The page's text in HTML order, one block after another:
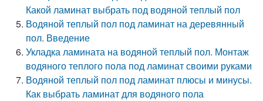
Какой ламинат выбрать под водяной теплый пол
Водяной теплый пол под ламинат на деревянный
пол. Введение
Укладка ламината на водяной теплый пол. Монтаж
водяного теплого пола под ламинат своими руками
Водяной теплый пол под ламинат плюсы и минусы.
Как выбрать ламинат для водяного пола